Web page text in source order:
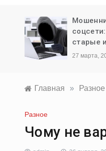
старые
27 марта,
Главная » Разное
Разное
Чому не